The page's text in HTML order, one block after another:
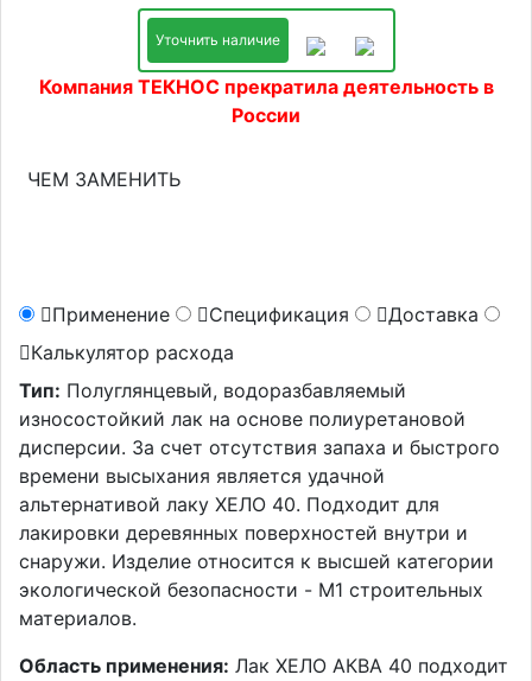
Уточнить наличие
Компания ТЕКНОС прекратила деятельность в
России
ЧЕМ ЗАМЕНИТЬ
Применение Спецификация
Доставка
Калькулятор расхода
Тип: Полуглянцевый, водоразбавляемый
износостойкий лак на основе полиуретановой
дисперсии. За счет отсутствия запаха и быстрого
времени высыхания является удачной
альтернативой лаку ХЕЛО 40. Подходит для
лакировки деревянных поверхностей внутри и
снаружи. Изделие относится к высшей категории
экологической безопасности - M1 строительных
материалов.
Область применения: Лак ХЕЛО АКВА 40 подходит